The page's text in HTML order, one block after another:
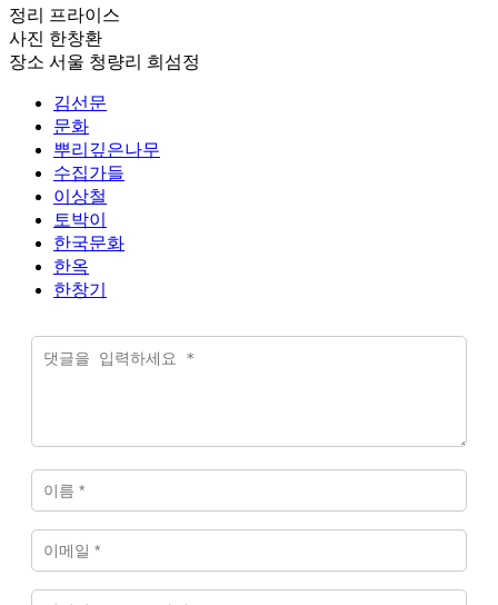
정리 프라이스
사진 한창환
장소 서울 청량리 희섬정
김선문
문화
뿌리깊은나무
수집가들
이상철
토박이
한국문화
한옥
한창기